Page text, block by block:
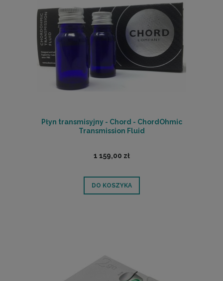
Płyn transmisyjny - Chord - ChordOhmic
Transmission Fluid
1 159,00 zł
DO KOSZYKA